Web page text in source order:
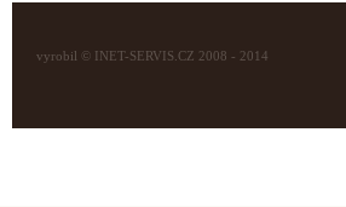
vyrobil © INET-SERVIS.CZ 2008 - 2014